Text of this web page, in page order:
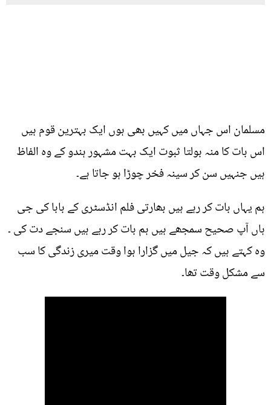
مسلمان اس جہاں میں کہیں بھی ہوں ایک بہترین قوم ہیں
اس بات کا منہ بولتا ثبوت ایک بہت مشہور ہندو کے وہ الفاظ
ہیں جنہیں سن کر سینہ فخر چوڑا ہو جاتا ہے۔
ہم یہاں بات کر رہے ہیں بھارتی فلم انڈسٹری کے بابا کی جی
ہاں آپ صحیح سمجھے ہیں ہم بات کر رہے ہیں سنجے دت کی ۔
وہ کہتے ہیں کہ جیل میں گزارا ہوا وقت میری زندگی کا سب
سے مشکل وقت تھا۔